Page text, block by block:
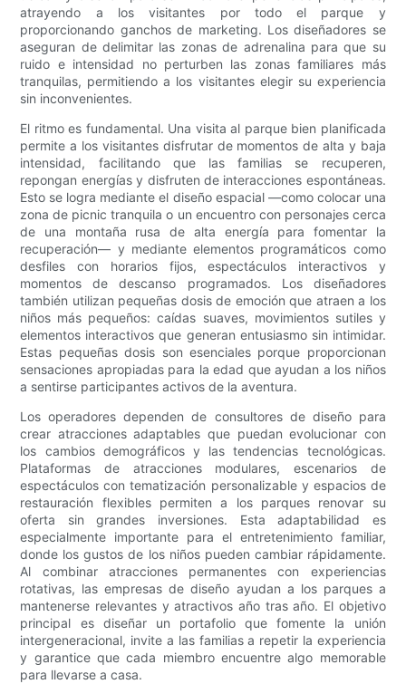
atrayendo a los visitantes por todo el parque y
proporcionando ganchos de marketing. Los diseñadores se
aseguran de delimitar las zonas de adrenalina para que su
ruido e intensidad no perturben las zonas familiares más
tranquilas, permitiendo a los visitantes elegir su experiencia
sin inconvenientes.
El ritmo es fundamental. Una visita al parque bien planificada
permite a los visitantes disfrutar de momentos de alta y baja
intensidad, facilitando que las familias se recuperen,
repongan energías y disfruten de interacciones espontáneas.
Esto se logra mediante el diseño espacial —como colocar una
zona de picnic tranquila o un encuentro con personajes cerca
de una montaña rusa de alta energía para fomentar la
recuperación— y mediante elementos programáticos como
desfiles con horarios fijos, espectáculos interactivos y
momentos de descanso programados. Los diseñadores
también utilizan pequeñas dosis de emoción que atraen a los
niños más pequeños: caídas suaves, movimientos sutiles y
elementos interactivos que generan entusiasmo sin intimidar.
Estas pequeñas dosis son esenciales porque proporcionan
sensaciones apropiadas para la edad que ayudan a los niños
a sentirse participantes activos de la aventura.
Los operadores dependen de consultores de diseño para
crear atracciones adaptables que puedan evolucionar con
los cambios demográficos y las tendencias tecnológicas.
Plataformas de atracciones modulares, escenarios de
espectáculos con tematización personalizable y espacios de
restauración flexibles permiten a los parques renovar su
oferta sin grandes inversiones. Esta adaptabilidad es
especialmente importante para el entretenimiento familiar,
donde los gustos de los niños pueden cambiar rápidamente.
Al combinar atracciones permanentes con experiencias
rotativas, las empresas de diseño ayudan a los parques a
mantenerse relevantes y atractivos año tras año. El objetivo
principal es diseñar un portafolio que fomente la unión
intergeneracional, invite a las familias a repetir la experiencia
y garantice que cada miembro encuentre algo memorable
para llevarse a casa.